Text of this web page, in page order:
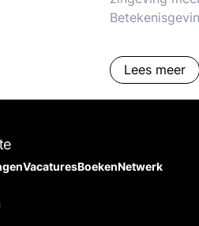
aanpakken?
trends.
Lees meer
VacaturesBoekenNetwerk